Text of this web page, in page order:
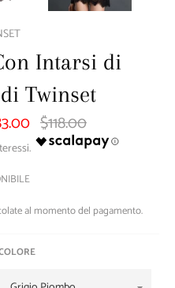
Intarsi di
Twinset
Prezzo
di
listino
$118.00
al momento del pagamento.